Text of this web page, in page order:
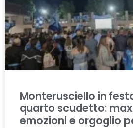
Monterusciello in
quarto scudetto:
emozioni e orgoglio